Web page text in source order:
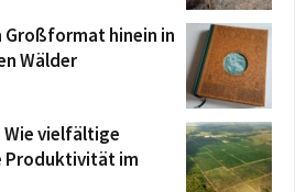
Großformat hinein in
Wälder
Wie vielfältige
Produktivität im